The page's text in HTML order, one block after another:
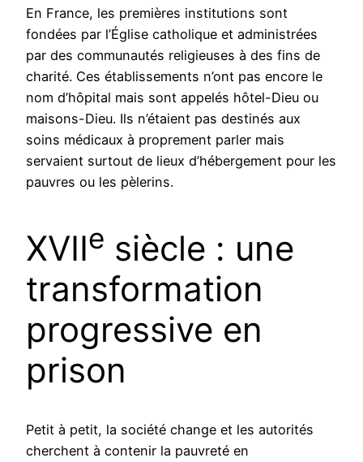
En France, les premières institutions sont
fondées par l’Église catholique et administrées
par des communautés religieuses à des fins de
charité. Ces établissements n’ont pas encore le
nom d’hôpital mais sont appelés hôtel-Dieu ou
maisons-Dieu. Ils n’étaient pas destinés aux
soins médicaux à proprement parler mais
servaient surtout de lieux d’hébergement pour les
pauvres ou les pèlerins.
XVIIe siècle : une
transformation
progressive en
prison
Petit à petit, la société change et les autorités
cherchent à contenir la pauvreté en